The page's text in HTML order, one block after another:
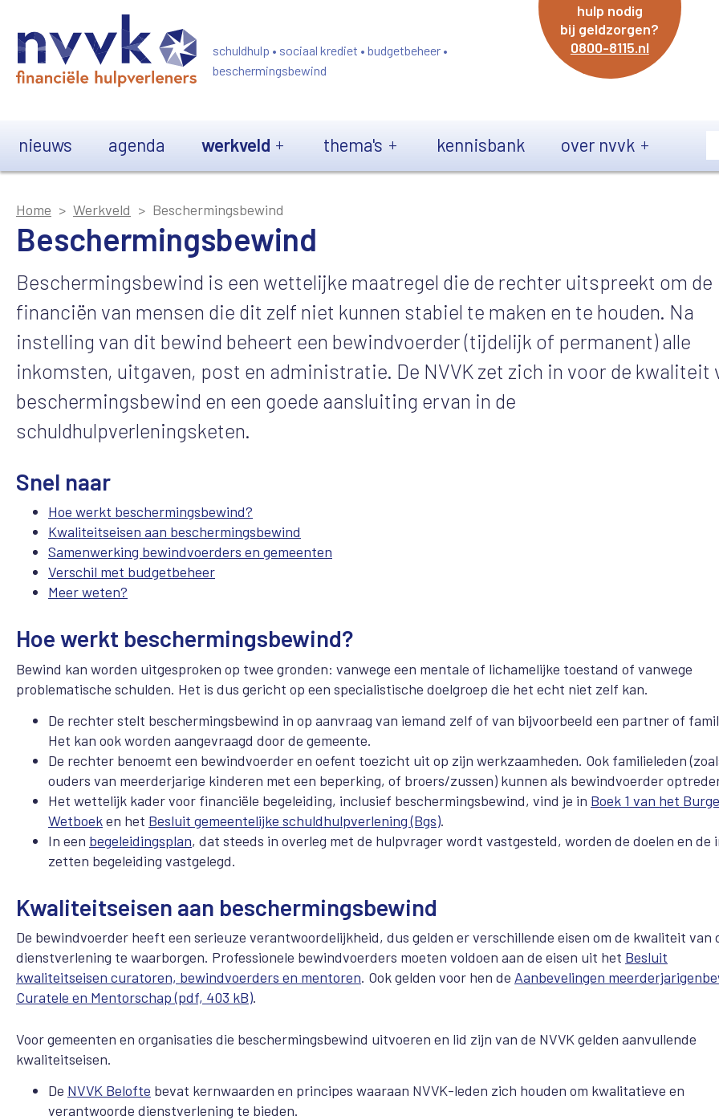
schuldhulp • sociaal krediet • budgetbeheer •
beschermingsbewind
hulp nodig
bij geldzorgen?
0800-8115.nl
nieuws agenda werkveld thema's kennisbank over nvvk
Home Werkveld Beschermingsbewind
Beschermingsbewind
Beschermingsbewind is een wettelijke maatregel die de rechter uitspreekt om de
financiën van mensen die dit zelf niet kunnen stabiel te maken en te houden. Na
instelling van dit bewind beheert een bewindvoerder (tijdelijk of permanent) alle
inkomsten, uitgaven, post en administratie. De NVVK zet zich in voor de kwaliteit
beschermingsbewind en een goede aansluiting ervan in de
schuldhulpverleningsketen.
Snel naar
Hoe werkt beschermingsbewind?
Kwaliteitseisen aan beschermingsbewind
Samenwerking bewindvoerders en gemeenten
Verschil met budgetbeheer
Meer weten?
Hoe werkt beschermingsbewind?
Bewind kan worden uitgesproken op twee gronden: vanwege een mentale of lichamelijke toestand of vanwege
problematische schulden. Het is dus gericht op een specialistische doelgroep die het echt niet zelf kan.
De rechter stelt beschermingsbewind in op aanvraag van iemand zelf of van bijvoorbeeld een partner of
Het kan ook worden aangevraagd door de gemeente.
De rechter benoemt een bewindvoerder en oefent toezicht uit op zijn werkzaamheden. Ook familieleden
ouders van meerderjarige kinderen met een beperking, of broers/zussen) kunnen als bewindvoerder
Het wettelijk kader voor financiële begeleiding, inclusief beschermingsbewind, vind je in Boek 1 van het
Wetboeken het Besluit gemeentelijke schuldhulpverlening (Bgs).
In een begeleidingsplan, dat steeds in overleg met de hulpvrager wordt vastgesteld, worden de doelen en de
zetten begeleiding vastgelegd.
Kwaliteitseisen aan beschermingsbewind
De bewindvoerder heeft een serieuze verantwoordelijkheid, dus gelden er verschillende eisen om de kwaliteit van
dienstverlening te waarborgen. Professionele bewindvoerders moeten voldoen aan de eisen uit het Besluit
kwaliteitseisen curatoren, bewindvoerders en mentoren. Ook gelden voor hen de Aanbevelingen
Curatele en Mentorschap (pdf, 403 kB).
Voor gemeenten en organisaties die beschermingsbewind uitvoeren en lid zijn van de NVVK gelden aanvullende
kwaliteitseisen.
De NVVK Belofte bevat kernwaarden en principes waaraan NVVK-leden zich houden om kwalitatieve en
verantwoorde dienstverlening te bieden.